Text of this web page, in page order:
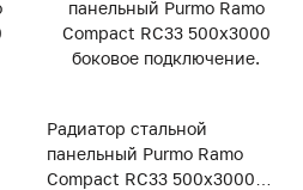
Радиатор стальной
панельный Purmo Ramo
Compact RC33 500x3000